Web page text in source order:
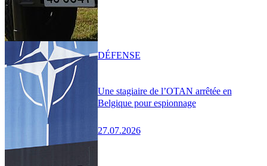
Une stagiaire de l’OTAN arrêtée en
Belgique pour espionnage
27.07.2026
DÉFENSE